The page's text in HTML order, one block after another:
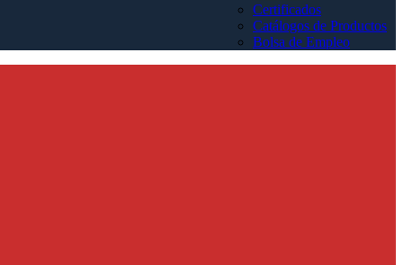
Certificados
Catálogos de Productos
Bolsa de Empleo